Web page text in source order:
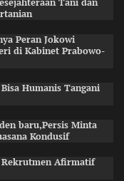
Tani dan
Peran Jokowi
di Kabinet Prabowo-
Humanis Tangani
baru,Persis Minta
Kondusif
Rekrutmen Afirmatif